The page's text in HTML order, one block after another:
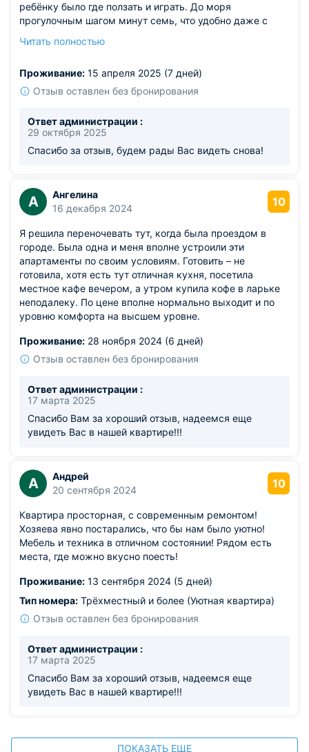
ребёнку было где ползать и играть. До моря
прогулочным шагом минут семь, что удобно даже с
Атмосфера спокойная, соседи вежливые, никто не
удобным для разных категорий гостей.
Из недостатков: стиральная машина шумная,
Читать полностью
Проживание: 15 апреля 2025 (7 дней)
Отзыв оставлен без бронирования
Ответ администрации :
29 октября 2025
Спасибо за отзыв, будем рады Вас видеть снова!
А
Ангелина
16 декабря 2024
10
Я решила переночевать тут, когда была проездом в
городе. Была одна и меня вполне устроили эти
апартаменты по своим условиям. Готовить – не
готовила, хотя есть тут отличная кухня, посетила
местное кафе вечером, а утром купила кофе в ларьке
неподалеку. По цене вполне нормально выходит и по
уровню комфорта на высшем уровне.
Проживание: 28 ноября 2024 (6 дней)
Отзыв оставлен без бронирования
Ответ администрации :
17 марта 2025
Спасибо Вам за хороший отзыв, надеемся еще
увидеть Вас в нашей квартире!!!
А
Андрей
20 сентября 2024
10
Квартира просторная, с современным ремонтом!
Хозяева явно постарались, что бы нам было уютно!
Мебель и техника в отличном состоянии! Рядом есть
места, где можно вкусно поесть!
Проживание: 13 сентября 2024 (5 дней)
Тип номера: Трёхместный и более (Уютная квартира)
Отзыв оставлен без бронирования
Ответ администрации :
17 марта 2025
Спасибо Вам за хороший отзыв, надеемся еще
увидеть Вас в нашей квартире!!!
ПОКАЗАТЬ ЕЩЕ